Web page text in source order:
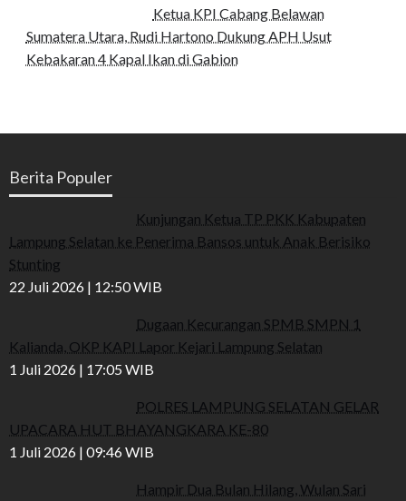
Ketua KPI Cabang Belawan
Sumatera Utara, Rudi Hartono Dukung APH Usut
Kebakaran 4 Kapal Ikan di Gabion
Berita Populer
Kunjungan Ketua TP PKK Kabupaten
Lampung Selatan ke Penerima Bansos untuk Anak Berisiko
Stunting
22 Juli 2026 | 12:50 WIB
Dugaan Kecurangan SPMB SMPN 1
Kalianda, OKP KAPI Lapor Kejari Lampung Selatan
1 Juli 2026 | 17:05 WIB
POLRES LAMPUNG SELATAN GELAR
UPACARA HUT BHAYANGKARA KE-80
1 Juli 2026 | 09:46 WIB
Hampir Dua Bulan Hilang, Wulan Sari